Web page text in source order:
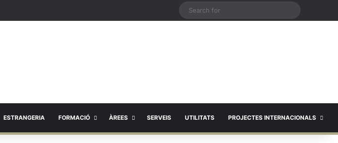
ESTRANGERIA FORMACIÓ ÀREES SERVEIS UTILITATS PROJECTES INTERNACIONALS